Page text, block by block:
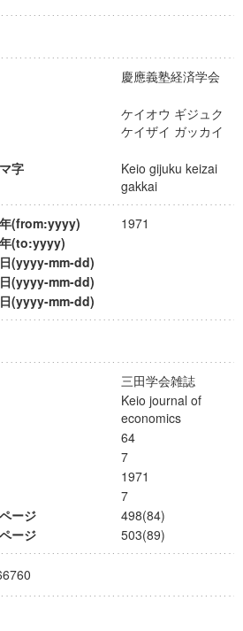
慶應義塾経済学会
ケイオウ ギジュク
ケイザイ ガッカイ
字
Keio gijuku keizai
gakkai
(from:yyyy)
1971
(to:yyyy)
(yyyy-mm-dd)
(yyyy-mm-dd)
(yyyy-mm-dd)
三田学会雑誌
Keio journal of
economics
64
7
1971
7
ージ
498(84)
ージ
503(89)